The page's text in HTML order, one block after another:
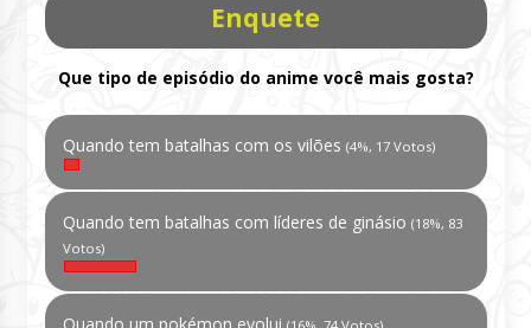
Enquete
Que tipo de episódio do anime você mais gosta?
Quando tem batalhas com os vilões (4%, 17 Votos)
Quando tem batalhas com líderes de ginásio (18%, 83
Votos)